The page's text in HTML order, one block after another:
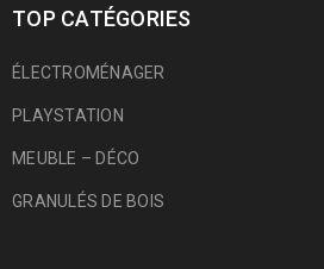
TOP CATÉGORIES
ÉLECTROMÉNAGER
PLAYSTATION
MEUBLE – DÉCO
GRANULÉS DE BOIS